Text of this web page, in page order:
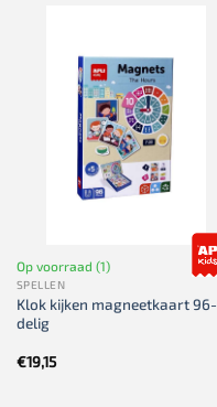
Op voorraad (1)
SPELLEN
Klok kijken magneetkaart 96-
delig
€19,15